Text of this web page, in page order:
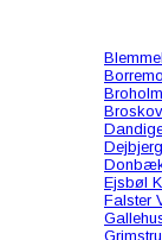
Ejsbøl
Falster